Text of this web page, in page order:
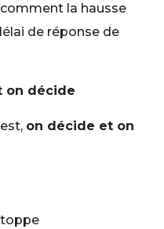
la hausse
de réponse de
on décide
on décide et on